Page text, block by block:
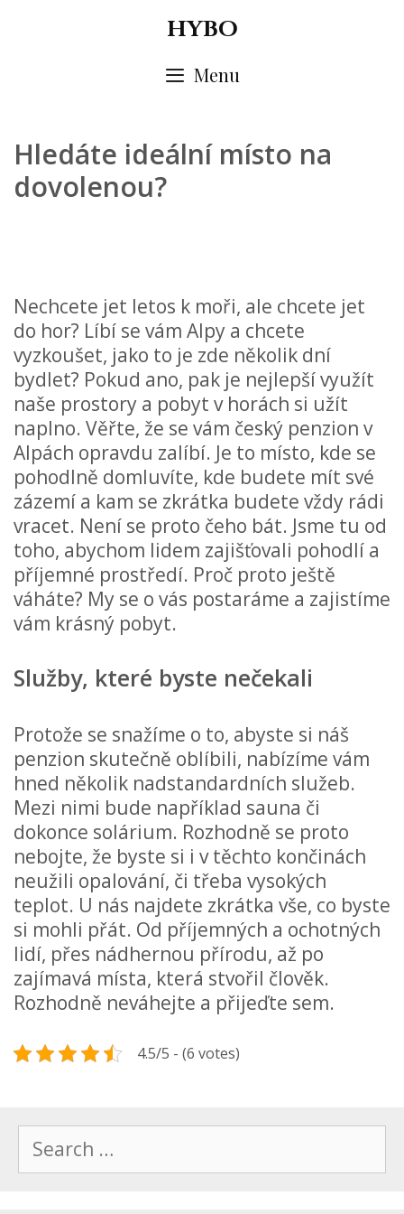
HYBO
Menu
Hledáte ideální místo na
dovolenou?
Nechcete jet letos k moři, ale chcete jet
do hor? Líbí se vám Alpy a chcete
vyzkoušet, jako to je zde několik dní
bydlet? Pokud ano, pak je nejlepší využít
naše prostory a pobyt v horách si užít
naplno. Věřte, že se vám český penzion v
Alpách opravdu zalíbí. Je to místo, kde se
pohodlně domluvíte, kde budete mít své
zázemí a kam se zkrátka budete vždy rádi
vracet. Není se proto čeho bát. Jsme tu od
toho, abychom lidem zajišťovali pohodlí a
příjemné prostředí. Proč proto ještě
váháte? My se o vás postaráme a zajistíme
vám krásný pobyt.
Služby, které byste nečekali
Protože se snažíme o to, abyste si náš
penzion skutečně oblíbili, nabízíme vám
hned několik nadstandardních služeb.
Mezi nimi bude například sauna či
dokonce solárium. Rozhodně se proto
nebojte, že byste si i v těchto končinách
neužili opalování, či třeba vysokých
teplot. U nás najdete zkrátka vše, co byste
si mohli přát. Od příjemných a ochotných
lidí, přes nádhernou přírodu, až po
zajímavá místa, která stvořil člověk.
Rozhodně neváhejte a přijeďte sem.
4.5/5 - (6 votes)
for: